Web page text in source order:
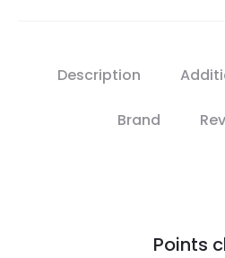
Description
Brand
Points